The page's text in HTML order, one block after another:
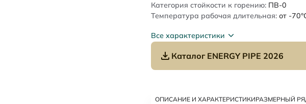
Категория стойкости к горению: ПВ-0
Температура рабочая длительная: от -
Все характеристики
Каталог ENERGY PIPE 2026
ОПИСАНИЕ И ХАРАКТЕРИСТИКИРАЗМЕРНЫЙ